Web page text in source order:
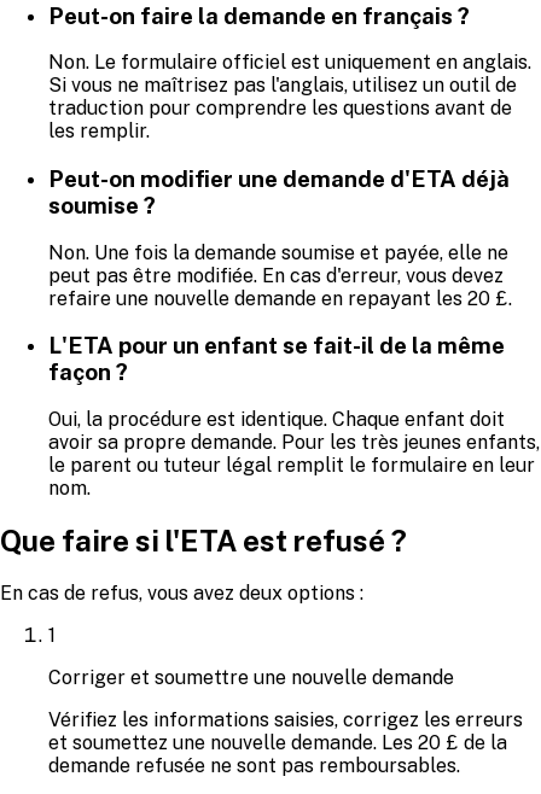
Peut-on faire la demande en français ?
Non. Le formulaire officiel est uniquement en anglais.
Si vous ne maîtrisez pas l'anglais, utilisez un outil de
traduction pour comprendre les questions avant de
les remplir.
Peut-on modifier une demande d'ETA déjà
soumise ?
Non. Une fois la demande soumise et payée, elle ne
peut pas être modifiée. En cas d'erreur, vous devez
refaire une nouvelle demande en repayant les 20 £.
L'ETA pour un enfant se fait-il de la même
façon ?
Oui, la procédure est identique. Chaque enfant doit
avoir sa propre demande. Pour les très jeunes enfants,
le parent ou tuteur légal remplit le formulaire en leur
nom.
Que faire si l'ETA est refusé ?
En cas de refus, vous avez deux options :
1
Corriger et soumettre une nouvelle demande
Vérifiez les informations saisies, corrigez les erreurs
et soumettez une nouvelle demande. Les 20 £ de la
demande refusée ne sont pas remboursables.